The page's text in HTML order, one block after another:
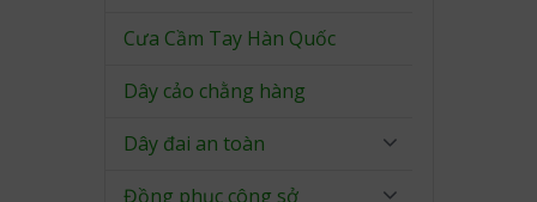
Cưa Cầm Tay Hàn Quốc
Dây cảo chằng hàng
Dây đai an toàn
Đồng phục công sở